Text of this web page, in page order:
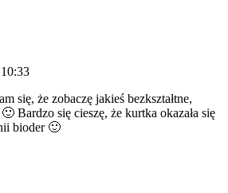
się, że zobaczę jakieś bezkształtne,
Bardzo się cieszę, że kurtka okazała się
bioder 🙂